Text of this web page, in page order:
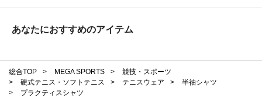
あなたにおすすめのアイテム
総合TOP > MEGA SPORTS >
競技・スポーツ
>
硬式テニス・ソフトテニス > テニスウェア >
半袖シャツ
>
プラクティスシャツ